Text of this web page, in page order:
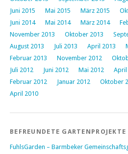
Juni 2015
Mai 2015 März 2015
Juni 2014
Mai 2014 März 2014
November 2013
Oktober 2013
August 2013
Juli 2013 April 2013
Februar 2013
November 2012
Juli 2012
Juni 2012 Mai 2012 April
Februar 2012
Januar 2012 Oktober
April 2010
BEFREUNDETE GARTENPROJEKTE
FuhlsGarden – Barmbeker